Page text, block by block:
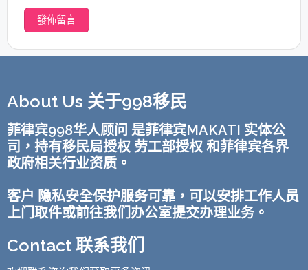
About Us 关于998移民
菲律宾998华人顾问 是菲律宾MAKATI 实体公
司，持有移民局授权 劳工部授权 和菲律宾各界
政府相关行业资质。
客户 隐私安全保护服务可靠，可以安排工作人员
上门取件或前往我们办公室提交办理业务。
Contact 联系我们